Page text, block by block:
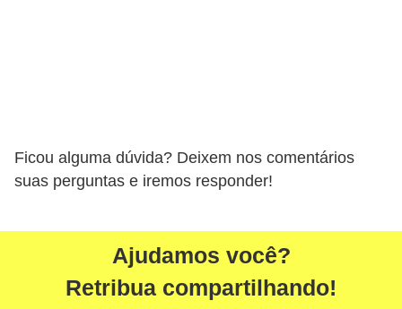
Ficou alguma dúvida? Deixem nos comentários
suas perguntas e iremos responder!
Ajudamos você?
Retribua compartilhando!